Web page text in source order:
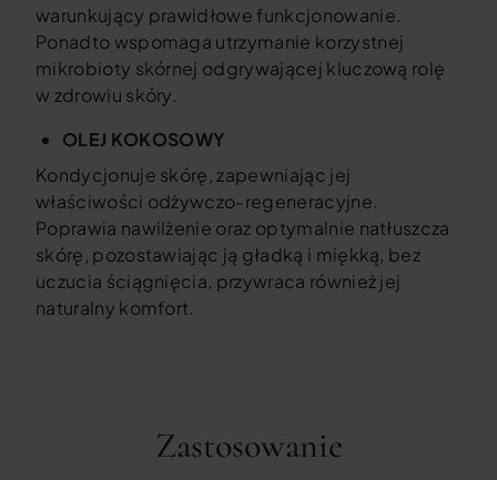
warunkujący prawidłowe funkcjonowanie.
Ponadto wspomaga utrzymanie korzystnej
mikrobioty skórnej odgrywającej kluczową rolę
w zdrowiu skóry.
OLEJ KOKOSOWY
Kondycjonuje skórę, zapewniając jej
właściwości odżywczo-regeneracyjne.
Poprawia nawilżenie oraz optymalnie natłuszcza
skórę, pozostawiając ją gładką i miękką, bez
uczucia ściągnięcia, przywraca również jej
naturalny komfort.
Zastosowanie